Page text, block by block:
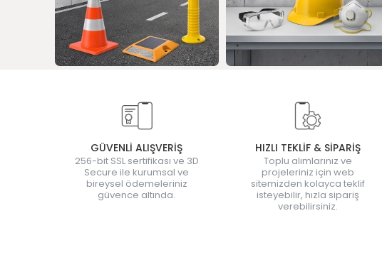
GÜVENLİ ALIŞVERİŞ
256-bit SSL sertifikası ve 3D
Secure ile kurumsal ve
bireysel ödemeleriniz
güvence altında.
HIZLI TEKLİF & SİPARİŞ
Toplu alımlarınız ve
projeleriniz için web
sitemizden kolayca teklif
isteyebilir, hızla sipariş
verebilirsiniz.